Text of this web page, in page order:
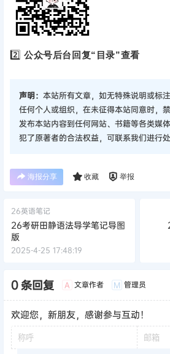
2️⃣公众号后台回复“目录”查看
声明： 本站所有文章，如无特殊说明或标
任何个人或组织，在未征得本站同意时，
发布本站内容到任何网站、书籍等各类媒
犯了原著者的合法权益，可联系我们进行处
海报分享 收藏 举报
26英语笔记
26考研田静语法导学笔记导图
版
2025-4-25 17:48:19
0 条回复 A 文章作者 M 管理员
欢迎您，新朋友，感谢参与互动！